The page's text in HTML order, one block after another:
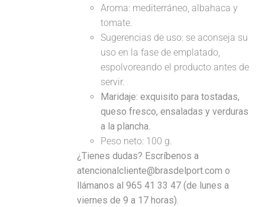
Aroma: mediterráneo, albahaca y
tomate.
Sugerencias de uso: se aconseja su
uso en la fase de emplatado,
espolvoreando el producto antes de
servir.
Maridaje: exquisito para tostadas,
queso fresco, ensaladas y verduras
a la plancha.
Peso neto: 100 g.
¿Tienes dudas? Escríbenos a
atencionalcliente@brasdelport.com o
llámanos al 965 41 33 47 (de lunes a
viernes de 9 a 17 horas).